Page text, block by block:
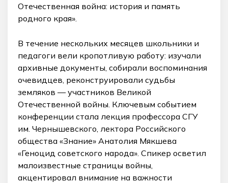
Отечественная война: история и память
родного края».
В течение нескольких месяцев школьники и
педагоги вели кропотливую работу: изучали
архивные документы, собирали воспоминания
очевидцев, реконструировали судьбы
земляков — участников Великой
Отечественной войны. Ключевым событием
конференции стала лекция профессора СГУ
им. Чернышевского, лектора Российского
общества «Знание» Анатолия Мякшева
«Геноцид советского народа». Спикер осветил
малоизвестные страницы войны,
акцентировал внимание на важности